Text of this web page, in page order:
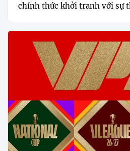
chính thức khởi tranh với sự